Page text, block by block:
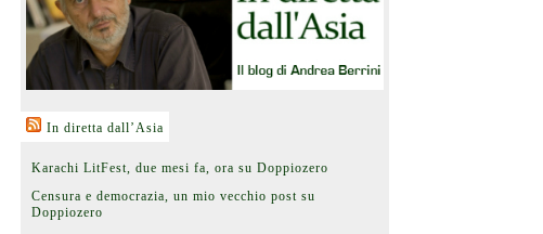
In diretta dall’Asia
Karachi LitFest, due mesi fa, ora su Doppiozero
Censura e democrazia, un mio vecchio post su
Doppiozero